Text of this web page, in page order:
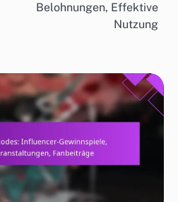
Belohnungen, Effektive
Nutzung